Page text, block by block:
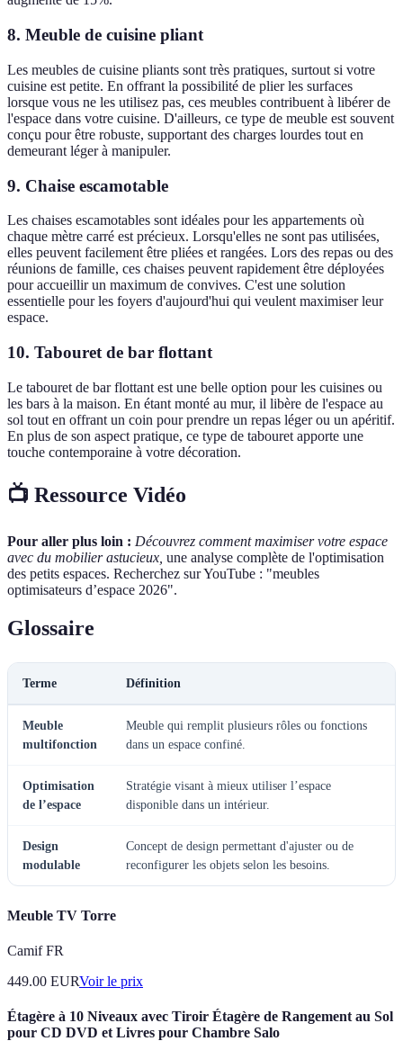
8. Meuble de cuisine pliant
Les meubles de cuisine pliants sont très pratiques, surtout si votre
cuisine est petite. En offrant la possibilité de plier les surfaces
lorsque vous ne les utilisez pas, ces meubles contribuent à libérer de
l'espace dans votre cuisine. D'ailleurs, ce type de meuble est souvent
conçu pour être robuste, supportant des charges lourdes tout en
demeurant léger à manipuler.
9. Chaise escamotable
Les chaises escamotables sont idéales pour les appartements où
chaque mètre carré est précieux. Lorsqu'elles ne sont pas utilisées,
elles peuvent facilement être pliées et rangées. Lors des repas ou des
réunions de famille, ces chaises peuvent rapidement être déployées
pour accueillir un maximum de convives. C'est une solution
essentielle pour les foyers d'aujourd'hui qui veulent maximiser leur
espace.
10. Tabouret de bar flottant
Le tabouret de bar flottant est une belle option pour les cuisines ou
les bars à la maison. En étant monté au mur, il libère de l'espace au
sol tout en offrant un coin pour prendre un repas léger ou un apéritif.
En plus de son aspect pratique, ce type de tabouret apporte une
touche contemporaine à votre décoration.
📺 Ressource Vidéo
Pour aller plus loin : Découvrez comment maximiser votre espace
avec du mobilier astucieux, une analyse complète de l'optimisation
des petits espaces. Recherchez sur YouTube : "meubles
optimisateurs d’espace 2026".
Glossaire
Terme Définition
Meuble
multifonction
Meuble qui remplit plusieurs rôles ou fonctions
dans un espace confiné.
Optimisation
de l’espace
Stratégie visant à mieux utiliser l’espace
disponible dans un intérieur.
Design
modulable
Concept de design permettant d'ajuster ou de
reconfigurer les objets selon les besoins.
Meuble TV Torre
Camif FR
449.00 EURVoir le prix
Étagère à 10 Niveaux avec Tiroir Étagère de Rangement au Sol
pour CD DVD et Livres pour Chambre Salo